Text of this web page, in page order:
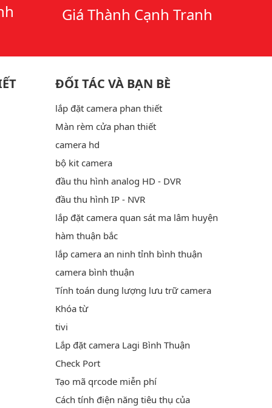
Giá Thành Cạnh Tranh
ĐỐI TÁC VÀ BẠN BÈ
lắp đặt camera phan thiết
Màn rèm cửa phan thiết
camera hd
bộ kit camera
đầu thu hình analog HD - DVR
đầu thu hình IP - NVR
lắp đặt camera quan sát ma lâm huyện
hàm thuận bắc
lắp camera an ninh tỉnh bình thuận
camera bình thuận
Tính toán dung lượng lưu trữ camera
Khóa từ
tivi
Lắp đặt camera Lagi Bình Thuận
Check Port
Tạo mã qrcode miễn phí
Cách tính điện năng tiêu thụ của